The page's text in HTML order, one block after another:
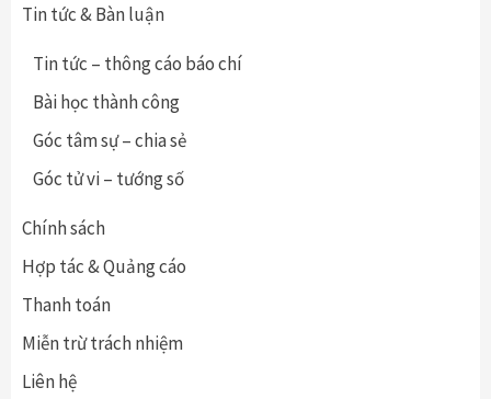
Tin tức & Bàn luận
Tin tức – thông cáo báo chí
Bài học thành công
Góc tâm sự – chia sẻ
Góc tử vi – tướng số
Chính sách
Hợp tác & Quảng cáo
Thanh toán
Miễn trừ trách nhiệm
Liên hệ